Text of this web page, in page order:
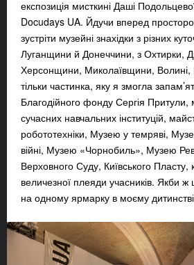
експозиція мисткині Даші
Docudays UA. Йдучи вперед
зустріти музейні знахідки з різних
Луганщини й Донеччини, з Охтирки,
Херсонщини, Миколаївщини, Волині,
тільки частинка, яку я змогла
Благодійного фонду Сергія Притули,
сучасних навчальних інституцій,
робототехніки, Музею у темряві,
війні, Музею «Чорнобиль», Музею
Верховного Суду, Київського
величезної плеяди учасників. Якби ж
на одному ярмарку в моєму